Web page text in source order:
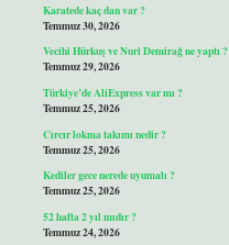
Karatede kaç dan var ?
Temmuz 30, 2026
Vecihi Hürkuş ve Nuri Demirağ ne yaptı ?
Temmuz 29, 2026
Türkiye’de AliExpress var mı ?
Temmuz 25, 2026
Cırcır lokma takımı nedir ?
Temmuz 25, 2026
Kediler gece nerede uyumalı ?
Temmuz 25, 2026
52 hafta 2 yıl mıdır ?
Temmuz 24, 2026